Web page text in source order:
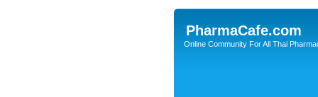
PharmaCafe.com
Online Community For All Thai